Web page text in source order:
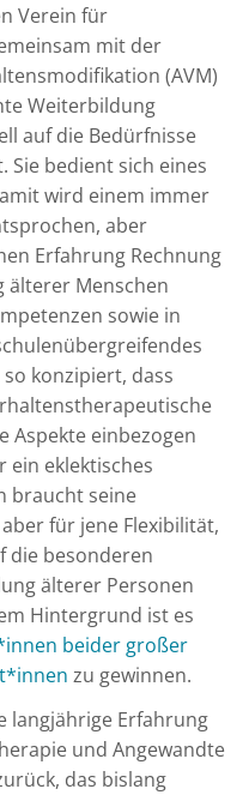
Verein für
mit der
(AVM)
Weiter­bildung
auf die Bedürfnisse
Sie bedient sich eines
wird einem immer
aber
Erfahrung Rechnung
älterer Menschen
sowie in
konzipiert, dass
Aspekte einbezogen
ein eklektisches
braucht seine
für jene Flexibilität,
die besonderen
älterer Personen
Hintergrund ist es
beider großer
zu gewinnen.
langjährige Erfahrung
und Angewandte
das bislang